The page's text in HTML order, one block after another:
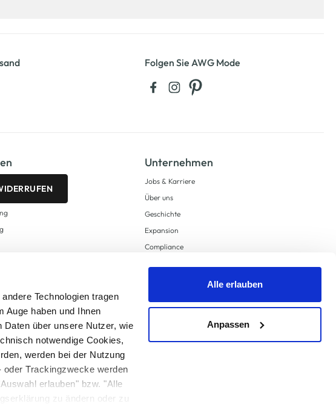
Technologien tragen
Auge haben und Ihnen
über unsere Nutzer, wie
notwendige Cookies,
werden bei der Nutzung
Trackingzwecke werden
erlauben" bzw. "Alle
zu ändern oder zu
Alle erlauben
Anpassen
Folgen Sie AWG Mode
Unternehmen
Jobs & Karriere
Über uns
Geschichte
Expansion
Compliance
Supply Chain Due Diligence